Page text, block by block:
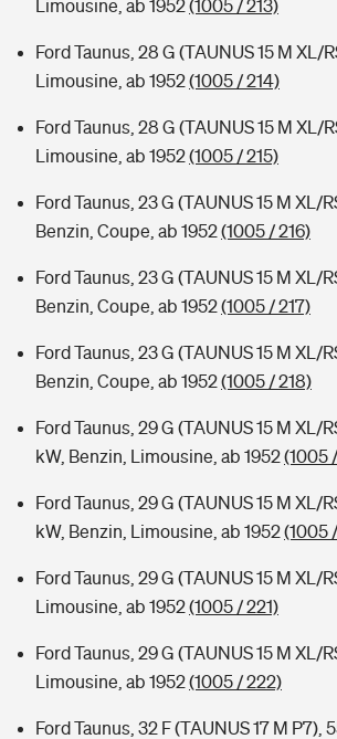
Limousine, ab 1952(1005 / 213)
Ford Taunus, 28 G (TAUNUS 15 M XL/
Limousine, ab 1952(1005 / 214)
Ford Taunus, 28 G (TAUNUS 15 M XL/
Limousine, ab 1952(1005 / 215)
Ford Taunus, 23 G (TAUNUS 15 M XL/
Benzin, Coupe, ab 1952(1005 / 216)
Ford Taunus, 23 G (TAUNUS 15 M XL/
Benzin, Coupe, ab 1952(1005 / 217)
Ford Taunus, 23 G (TAUNUS 15 M XL/
Benzin, Coupe, ab 1952(1005 / 218)
Ford Taunus, 29 G (TAUNUS 15 M XL/
kW, Benzin, Limousine, ab 1952(1005
Ford Taunus, 29 G (TAUNUS 15 M XL/
kW, Benzin, Limousine, ab 1952(1005
Ford Taunus, 29 G (TAUNUS 15 M XL/
Limousine, ab 1952(1005 / 221)
Ford Taunus, 29 G (TAUNUS 15 M XL/
Limousine, ab 1952(1005 / 222)
Ford Taunus, 32 F (TAUNUS 17 M P7),